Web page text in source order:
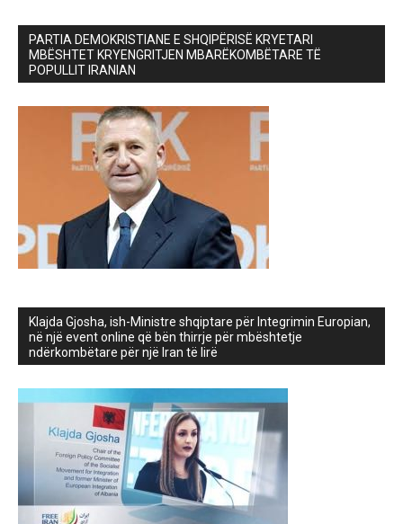
PARTIA DEMOKRISTIANE E SHQIPËRISË KRYETARI
MBËSHTET KRYENGRITJEN MBARËKOMBËTARE TË
POPULLIT IRANIAN
Klajda Gjosha, ish-Ministre shqiptare për Integrimin Europian,
në një event online që bën thirrje për mbështetje
ndërkombëtare për një Iran të lirë